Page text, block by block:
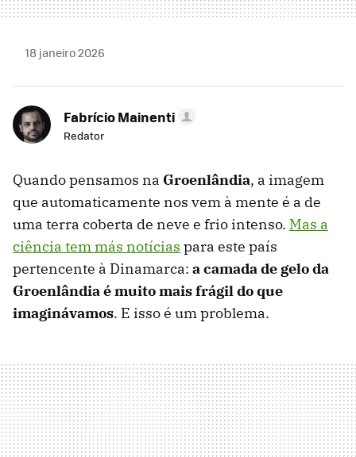
18 janeiro 2026
Fabrício Mainenti
Redator
Quando pensamos na Groenlândia, a imagem
que automaticamente nos vem à mente é a de
uma terra coberta de neve e frio intenso. Mas a
ciência tem más notícias para este país
pertencente à Dinamarca: a camada de gelo da
Groenlândia é muito mais frágil do que
imaginávamos. E isso é um problema.